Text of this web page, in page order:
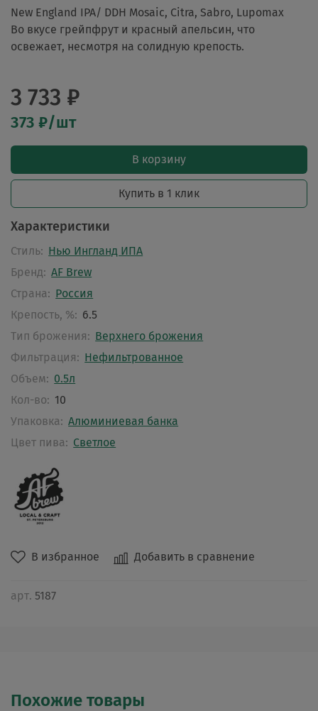
В избранное Добавить в сравнение
арт. 5187
3 733 ₽
373 ₽/шт
В корзину
Купить в 1 клик
Характеристики
Стиль: Нью Ингланд ИПА
Бренд: AF Brew
Страна: Россия
Крепость, %: 6.5
Тип брожения: Верхнего брожения
Фильтрация: Нефильтрованное
Объем: 0.5л
Кол-во: 10
Упаковка: Алюминиевая банка
Цвет пива: Светлое
New England IPA/ DDH Mosaic, Citra, Sabro, Lupomax
Во вкусе грейпфрут и красный апельсин, что
освежает, несмотря на солидную крепость.
Похожие товары